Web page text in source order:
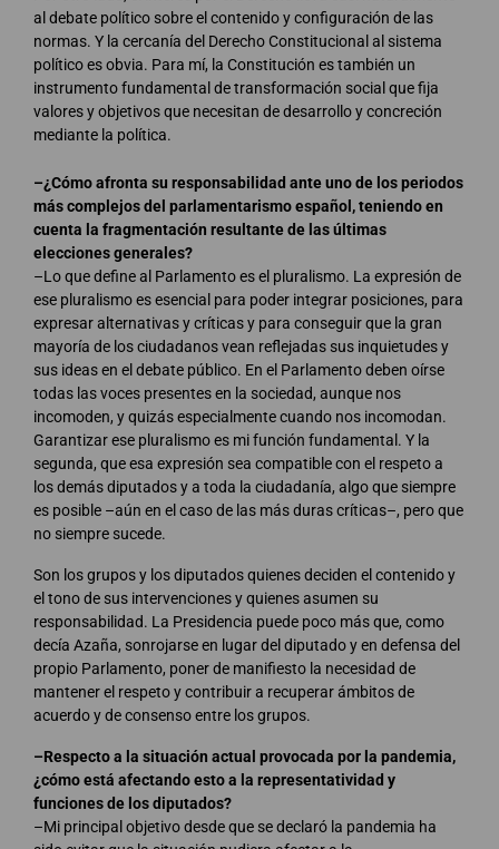
al debate político sobre el contenido y configuración de las
normas. Y la cercanía del Derecho Constitucional al sistema
político es obvia. Para mí, la Constitución es también un
instrumento fundamental de transformación social que fija
valores y objetivos que necesitan de desarrollo y concreción
mediante la política.
–¿Cómo afronta su responsabilidad ante uno de los periodos
más complejos del parlamentarismo español, teniendo en
cuenta la fragmentación resultante de las últimas
elecciones generales?
–Lo que define al Parlamento es el pluralismo. La expresión de
ese pluralismo es esencial para poder integrar posiciones, para
expresar alternativas y críticas y para conseguir que la gran
mayoría de los ciudadanos vean reflejadas sus inquietudes y
sus ideas en el debate público. En el Parlamento deben oírse
todas las voces presentes en la sociedad, aunque nos
incomoden, y quizás especialmente cuando nos incomodan.
Garantizar ese pluralismo es mi función fundamental. Y la
segunda, que esa expresión sea compatible con el respeto a
los demás diputados y a toda la ciudadanía, algo que siempre
es posible –aún en el caso de las más duras críticas–, pero que
no siempre sucede.
Son los grupos y los diputados quienes deciden el contenido y
el tono de sus intervenciones y quienes asumen su
responsabilidad. La Presidencia puede poco más que, como
decía Azaña, sonrojarse en lugar del diputado y en defensa del
propio Parlamento, poner de manifiesto la necesidad de
mantener el respeto y contribuir a recuperar ámbitos de
acuerdo y de consenso entre los grupos.
–Respecto a la situación actual provocada por la pandemia,
¿cómo está afectando esto a la representatividad y
funciones de los diputados?
–Mi principal objetivo desde que se declaró la pandemia ha